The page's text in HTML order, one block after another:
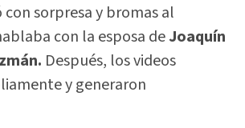
con sorpresa y bromas al
con la esposa deJoaquín
Después, los videos
y generaron